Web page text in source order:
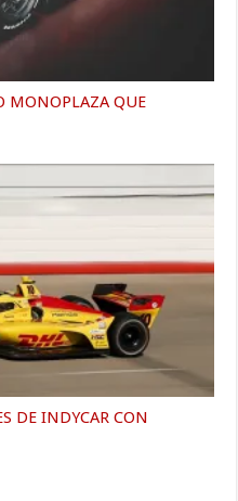
MONOPLAZA QUE
DE INDYCAR CON